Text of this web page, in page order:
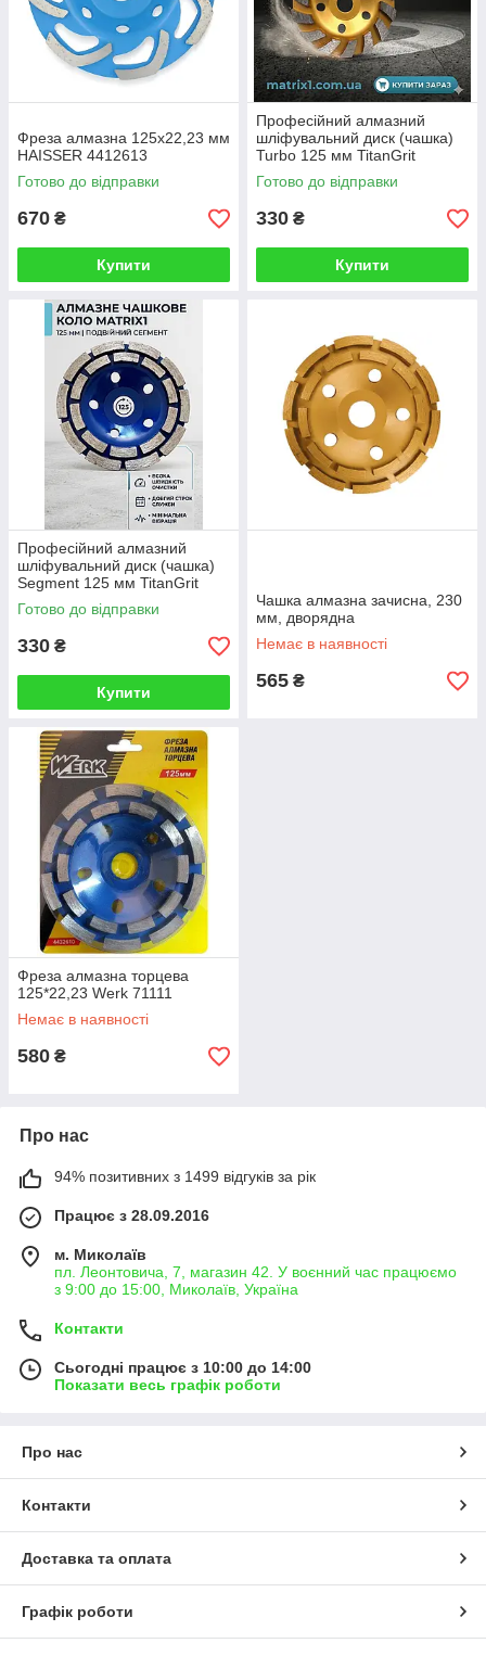
Фреза алмазна 125x22,23 мм
HAISSER 4412613
Готово до відправки
670 ₴
Купити
Професійний алмазний
шліфувальний диск (чашка)
Turbo 125 мм TitanGrit
Готово до відправки
330 ₴
Купити
Професійний алмазний
шліфувальний диск (чашка)
Segment 125 мм TitanGrit
Готово до відправки
330 ₴
Купити
Чашка алмазна зачисна, 230
мм, дворядна
Немає в наявності
565 ₴
Фреза алмазна торцева
125*22,23 Werk 71111
Немає в наявності
580 ₴
Про нас
94% позитивних з 1499 відгуків за рік
Працює з 28.09.2016
м. Миколаїв
пл. Леонтовича, 7, магазин 42. У воєнний час працюємо
з 9:00 до 15:00, Миколаїв, Україна
Контакти
Сьогодні працює з 10:00 до 14:00
Показати весь графік роботи
Про нас
Контакти
Доставка та оплата
Графік роботи